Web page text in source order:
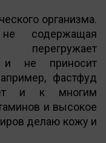
организма.
содержащая
перегружает
и не приносит
фастфуд
и к многим
и высокое
делаю кожу и